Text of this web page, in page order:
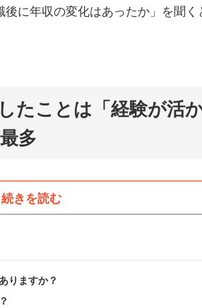
に年収の変化はあったか」を聞
たことは「経験が活
多
続きを読む
りますか？